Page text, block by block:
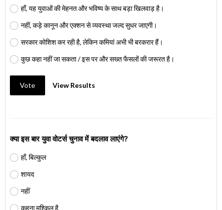
हाँ, यह युवाओं की मेहनत और भविष्य के साथ बड़ा खिलवाड़ है।
नहीं, कड़े कानून और एक्शन से व्यवस्था जल्द सुधर जाएगी।
सरकार कोशिश कर रही है, लेकिन कमियां अभी भी बरकरार हैं।
कुछ कहा नहीं जा सकता / इस पर और सख्त फैसलों की जरूरत है।
Vote View Results
क्या इस बार युवा वोटर्स चुनाव में बदलाव लाएंगे?
हाँ, बिल्कुल
शायद
नहीं
कहना मुश्किल है